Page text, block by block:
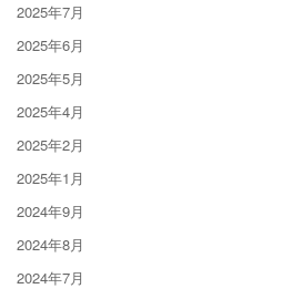
2025年7月
2025年6月
2025年5月
2025年4月
2025年2月
2025年1月
2024年9月
2024年8月
2024年7月